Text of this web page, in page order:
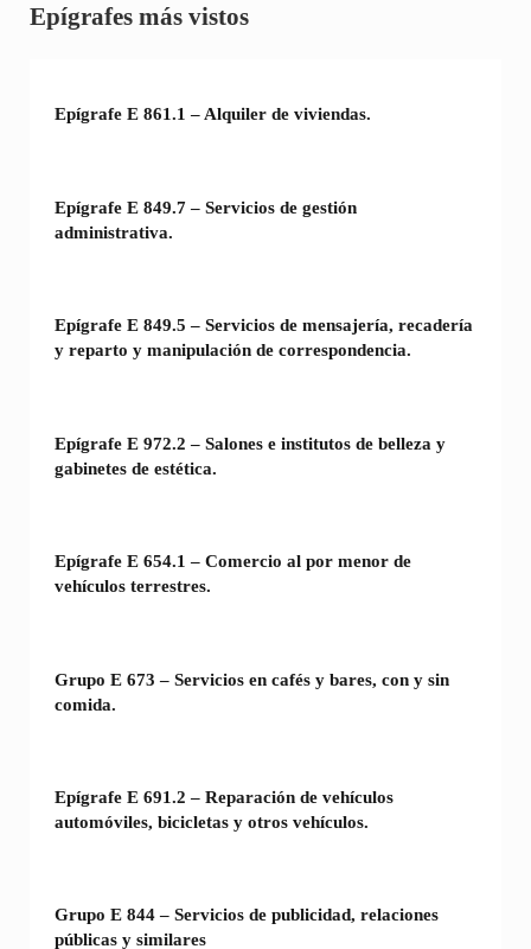
Sidebar
Epígrafes más vistos
Epígrafe E 861.1 – Alquiler de viviendas.
Epígrafe E 849.7 – Servicios de gestión
administrativa.
Epígrafe E 849.5 – Servicios de mensajería, recadería
y reparto y manipulación de correspondencia.
Epígrafe E 972.2 – Salones e institutos de belleza y
gabinetes de estética.
Epígrafe E 654.1 – Comercio al por menor de
vehículos terrestres.
Grupo E 673 – Servicios en cafés y bares, con y sin
comida.
Epígrafe E 691.2 – Reparación de vehículos
automóviles, bicicletas y otros vehículos.
Grupo E 844 – Servicios de publicidad, relaciones
públicas y similares